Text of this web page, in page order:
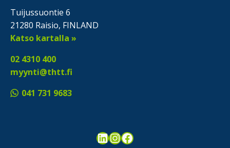
Tuijussuontie 6
21280 Raisio, FINLAND
Katso kartalla »
02 4310 400
myynti@thtt.fi
041 731 9683
LinkedIn
Instagram
Facebook